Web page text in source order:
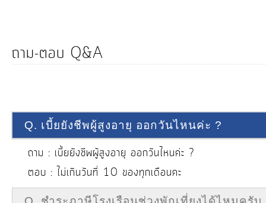
การ
คลัง
การ
ความ
ถาม-ตอบ Q&A
Q. เบี้ยยังชีพผู้สูงอายุ ออกวันไหนค่ะ ?
ถาม : เบี้ยยังชีพผู้สูงอายุ ออกวันไหนค่ะ ?
ตอบ : ไม่เกินวันที่ 10 ของทุกเดือนคะ